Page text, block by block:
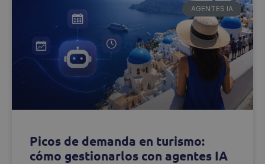
AGENTES IA
Picos de demanda en turismo:
cómo gestionarlos con agentes IA